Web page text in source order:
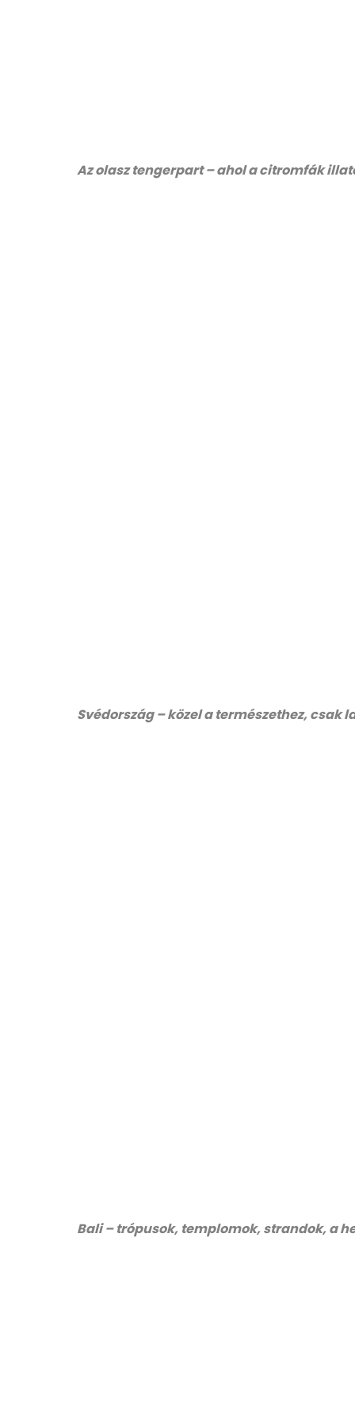
Az olasz tengerpart – ahol a citromfák
Svédország – közel a természethez, csak
Bali – trópusok, templomok, strandok, a